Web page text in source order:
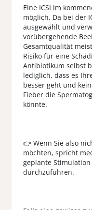
Eine ICSI im
möglich. Da bei der
ausgewählt und
vorübergehende
Gesamtqualität
Risiko für eine
Antibiotikum selbst
lediglich, dass es
besser geht und
Fieber die
könnte.
👉 Wenn Sie also
möchten, spricht
geplante Stimulation
durchzuführen.